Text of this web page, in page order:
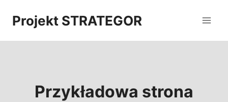
Projekt STRATEGOR
Przykładowa strona